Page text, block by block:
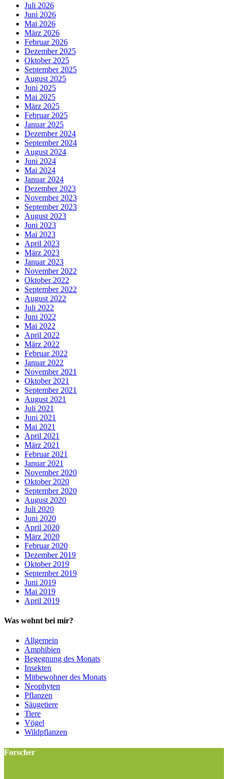
Juli 2026
Juni 2026
Mai 2026
März 2026
Februar 2026
Dezember 2025
Oktober 2025
September 2025
August 2025
Juni 2025
Mai 2025
März 2025
Februar 2025
Januar 2025
Dezember 2024
September 2024
August 2024
Juni 2024
Mai 2024
Januar 2024
Dezember 2023
November 2023
September 2023
August 2023
Juni 2023
Mai 2023
April 2023
März 2023
Januar 2023
November 2022
Oktober 2022
September 2022
August 2022
Juli 2022
Juni 2022
Mai 2022
April 2022
März 2022
Februar 2022
Januar 2022
November 2021
Oktober 2021
September 2021
August 2021
Juli 2021
Juni 2021
Mai 2021
April 2021
März 2021
Februar 2021
Januar 2021
November 2020
Oktober 2020
September 2020
August 2020
Juli 2020
Juni 2020
April 2020
März 2020
Februar 2020
Dezember 2019
Oktober 2019
September 2019
Juni 2019
Mai 2019
April 2019
Was wohnt bei mir?
Allgemein
Amphibien
Begegnung des Monats
Insekten
Mitbewohner des Monats
Neophyten
Pflanzen
Säugetiere
Tiere
Vögel
Wildpflanzen
Forscher